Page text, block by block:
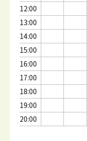
12:00
13:00
14:00
15:00
16:00
17:00
18:00
19:00
20:00